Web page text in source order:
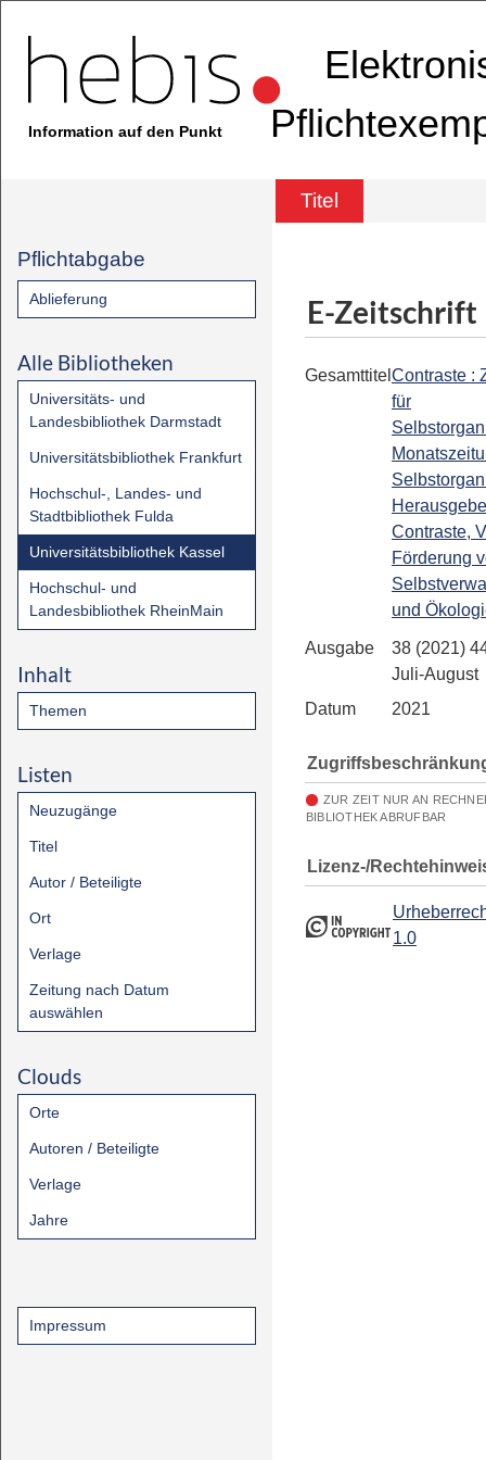
Information auf den Punkt
Titel
Pflichtabgabe
Ablieferung
Alle Bibliotheken
Universitäts- und
Landesbibliothek Darmstadt
Universitätsbibliothek Frankfurt
Hochschul-, Landes- und
Stadtbibliothek Fulda
Universitätsbibliothek Kassel
Hochschul- und
Landesbibliothek RheinMain
Inhalt
Themen
Listen
Neuzugänge
Titel
Autor / Beteiligte
Ort
Verlage
Zeitung nach Datum
auswählen
Clouds
Orte
Autoren / Beteiligte
Verlage
Jahre
Impressum
E-Zeitschrift
Gesamttitel Contraste :
für
Contraste,
Förderung
und
Ausgabe
38 (2021)
Juli-August
Datum
2021
ZUR ZEIT NUR AN
BIBLIOTHEK ABRUFBAR
Lizenz-/
1.0